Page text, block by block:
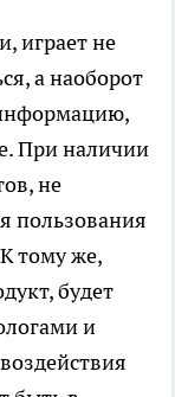
играет не
а наоборот
При наличии
не
пользования
тому же,
будет
и